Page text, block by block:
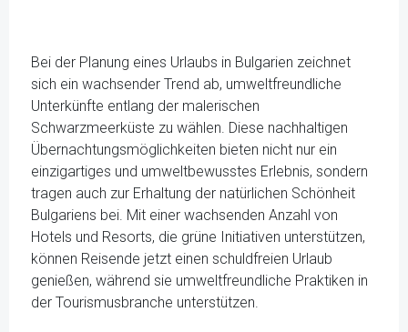
Bei der Planung eines Urlaubs in Bulgarien zeichnet
sich ein wachsender Trend ab, umweltfreundliche
Unterkünfte entlang der malerischen
Schwarzmeerküste zu wählen. Diese nachhaltigen
Übernachtungsmöglichkeiten bieten nicht nur ein
einzigartiges und umweltbewusstes Erlebnis, sondern
tragen auch zur Erhaltung der natürlichen Schönheit
Bulgariens bei. Mit einer wachsenden Anzahl von
Hotels und Resorts, die grüne Initiativen unterstützen,
können Reisende jetzt einen schuldfreien Urlaub
genießen, während sie umweltfreundliche Praktiken in
der Tourismusbranche unterstützen.